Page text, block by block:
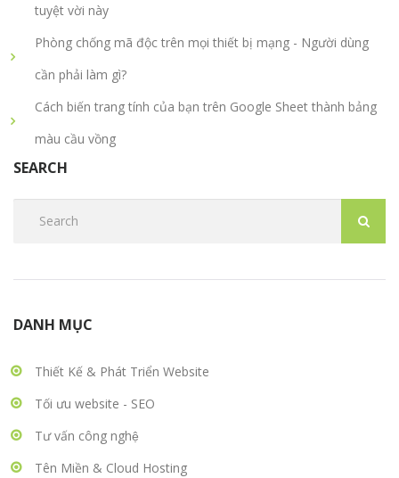
tuyệt vời này
Phòng chống mã độc trên mọi thiết bị mạng - Người dùng
cần phải làm gì?
Cách biến trang tính của bạn trên Google Sheet thành bảng
màu cầu vồng
SEARCH
DANH MỤC
Thiết Kế & Phát Triển Website
Tối ưu website - SEO
Tư vấn công nghệ
Tên Miền & Cloud Hosting